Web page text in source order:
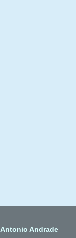
Antonio Andrade